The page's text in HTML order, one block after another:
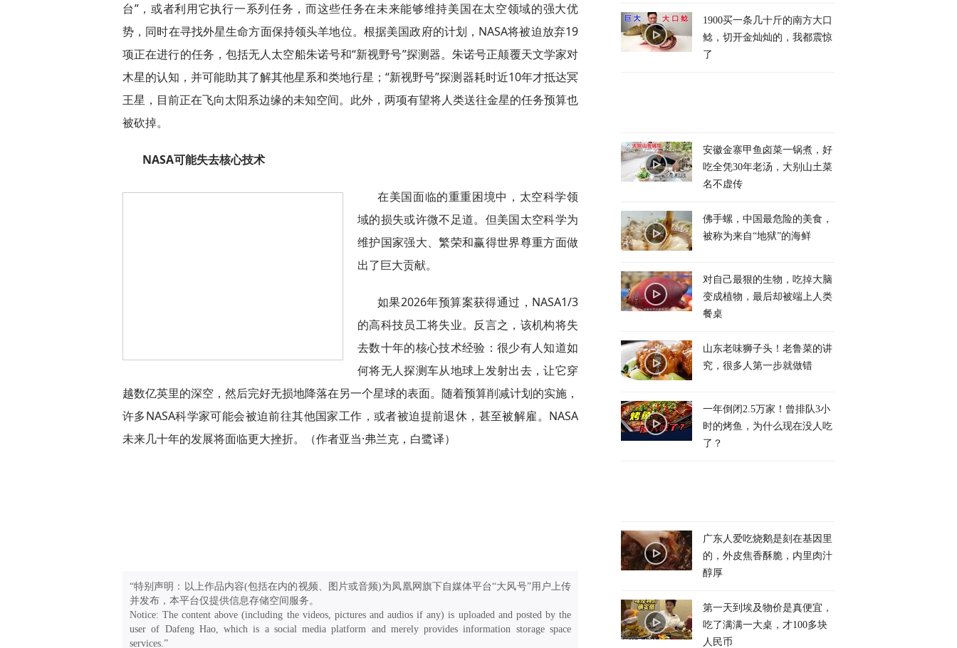
台”，或者利用它执行一系列任务，而这些任务在未来能够维持美国在太空领域的强大优
势，同时在寻找外星生命方面保持领头羊地位。根据美国政府的计划，NASA将被迫放弃19
项正在进行的任务，包括无人太空船朱诺号和“新视野号”探测器。朱诺号正颠覆天文学家对
木星的认知，并可能助其了解其他星系和类地行星；“新视野号”探测器耗时近10年才抵达冥
王星，目前正在飞向太阳系边缘的未知空间。此外，两项有望将人类送往金星的任务预算也
被砍掉。
NASA可能失去核心技术
在美国面临的重重困境中，太空科学领
域的损失或许微不足道。但美国太空科学为
维护国家强大、繁荣和赢得世界尊重方面做
出了巨大贡献。
如果2026年预算案获得通过，NASA1/3
的高科技员工将失业。反言之，该机构将失
去数十年的核心技术经验：很少有人知道如
何将无人探测车从地球上发射出去，让它穿
越数亿英里的深空，然后完好无损地降落在另一个星球的表面。随着预算削减计划的实施，
许多NASA科学家可能会被迫前往其他国家工作，或者被迫提前退休，甚至被解雇。NASA
未来几十年的发展将面临更大挫折。（作者亚当·弗兰克，白鹭译）
“特别声明：以上作品内容(包括在内的视频、图片或音频)为凤凰网旗下自媒体平台“大风号”用户上传
并发布，本平台仅提供信息存储空间服务。
Notice: The content above (including the videos, pictures and audios if any) is uploaded and posted by the
user of Dafeng Hao, which is a social media platform and merely provides information storage space
services.”
1900买一条几十斤的南方大口
鲶，切开金灿灿的，我都震惊
了
安徽金寨甲鱼卤菜一锅煮，好
吃全凭30年老汤，大别山土菜
名不虚传
佛手螺，中国最危险的美食，
被称为来自“地狱”的海鲜
对自己最狠的生物，吃掉大脑
变成植物，最后却被端上人类
餐桌
山东老味狮子头！老鲁菜的讲
究，很多人第一步就做错
一年倒闭2.5万家！曾排队3小
时的烤鱼，为什么现在没人吃
了？
广东人爱吃烧鹅是刻在基因里
的，外皮焦香酥脆，内里肉汁
醇厚
第一天到埃及物价是真便宜，
吃了满满一大桌，才100多块
人民币